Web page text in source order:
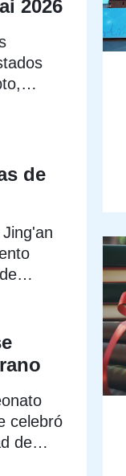
2026
de
celebró
de